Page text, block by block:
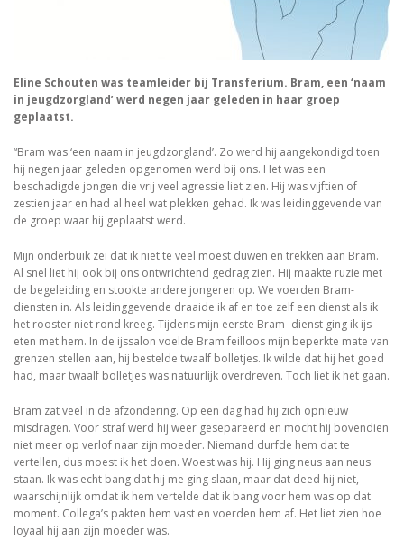
Eline Schouten was teamleider bij Transferium. Bram, een ‘naam
in jeugdzorgland’ werd negen jaar geleden in haar groep
geplaatst.
“Bram was ‘een naam in jeugdzorgland’. Zo werd hij aangekondigd toen
hij negen jaar geleden opgenomen werd bij ons. Het was een
beschadigde jongen die vrij veel agressie liet zien. Hij was vijftien of
zestien jaar en had al heel wat plekken gehad. Ik was leidinggevende van
de groep waar hij geplaatst werd.
Mijn onderbuik zei dat ik niet te veel moest duwen en trekken aan Bram.
Al snel liet hij ook bij ons ontwrichtend gedrag zien. Hij maakte ruzie met
de begeleiding en stookte andere jongeren op. We voerden Bram-
diensten in. Als leidinggevende draaide ik af en toe zelf een dienst als ik
het rooster niet rond kreeg. Tijdens mijn eerste Bram- dienst ging ik ijs
eten met hem. In de ijssalon voelde Bram feilloos mijn beperkte mate van
grenzen stellen aan, hij bestelde twaalf bolletjes. Ik wilde dat hij het goed
had, maar twaalf bolletjes was natuurlijk overdreven. Toch liet ik het gaan.
Bram zat veel in de afzondering. Op een dag had hij zich opnieuw
misdragen. Voor straf werd hij weer gesepareerd en mocht hij bovendien
niet meer op verlof naar zijn moeder. Niemand durfde hem dat te
vertellen, dus moest ik het doen. Woest was hij. Hij ging neus aan neus
staan. Ik was echt bang dat hij me ging slaan, maar dat deed hij niet,
waarschijnlijk omdat ik hem vertelde dat ik bang voor hem was op dat
moment. Collega’s pakten hem vast en voerden hem af. Het liet zien hoe
loyaal hij aan zijn moeder was.